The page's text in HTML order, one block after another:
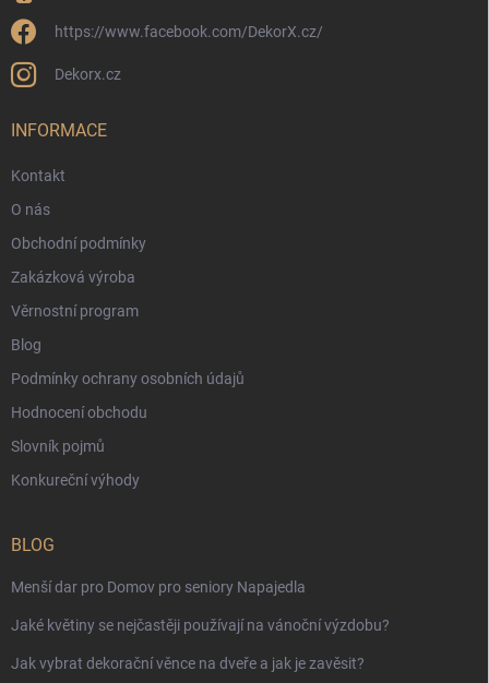
https://www.facebook.com/DekorX.cz/
Dekorx.cz
INFORMACE
Kontakt
O nás
Obchodní podmínky
Zakázková výroba
Věrnostní program
Blog
Podmínky ochrany osobních údajů
Hodnocení obchodu
Slovník pojmů
Konkureční výhody
BLOG
Menší dar pro Domov pro seniory Napajedla
Jaké květiny se nejčastěji používají na vánoční výzdobu?
Jak vybrat dekorační věnce na dveře a jak je zavěsit?